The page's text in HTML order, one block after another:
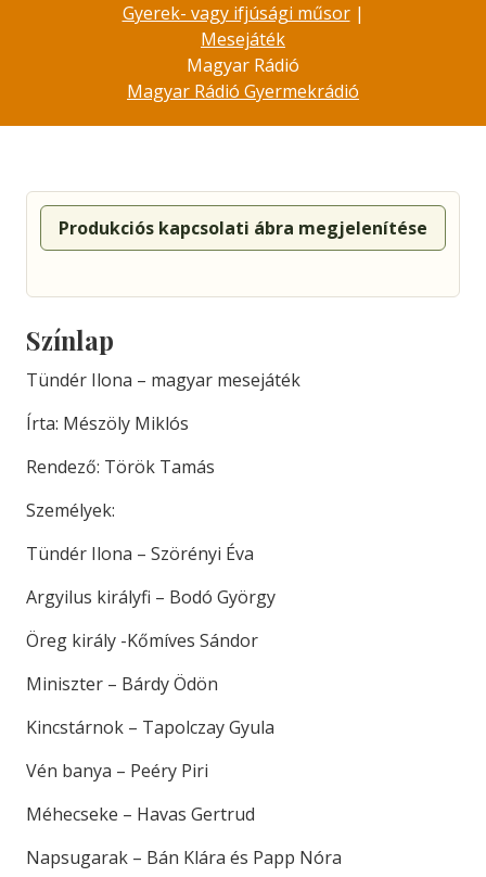
Gyerek- vagy ifjúsági műsor|
Mesejáték
Magyar Rádió
Magyar Rádió Gyermekrádió
Produkciós kapcsolati ábra megjelenítése
Színlap
Tündér Ilona – magyar mesejáték
Írta: Mészöly Miklós
Rendező: Török Tamás
Személyek:
Tündér Ilona – Szörényi Éva
Argyilus királyfi – Bodó György
Öreg király -Kőmíves Sándor
Miniszter – Bárdy Ödön
Kincstárnok – Tapolczay Gyula
Vén banya – Peéry Piri
Méhecseke – Havas Gertrud
Napsugarak – Bán Klára és Papp Nóra